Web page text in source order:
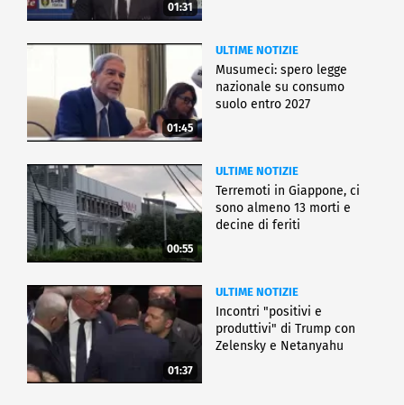
01:31
01:45
ULTIME NOTIZIE
Musumeci: spero legge
nazionale su consumo
suolo entro 2027
00:55
ULTIME NOTIZIE
Terremoti in Giappone, ci
sono almeno 13 morti e
decine di feriti
01:37
ULTIME NOTIZIE
Incontri "positivi e
produttivi" di Trump con
Zelensky e Netanyahu